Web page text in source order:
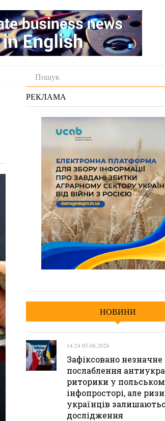
РЕКЛАМА
НОВИНИ
14:24 05.08.2026
Зафіксовано незначне
послаблення
риторики у
інфопросторі, але
українців
дослідження